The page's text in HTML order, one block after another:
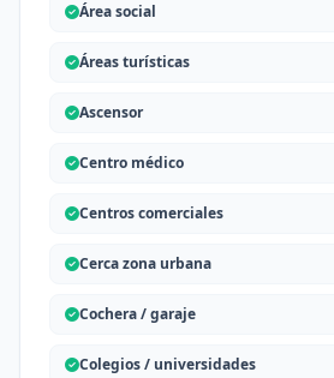
Área social
Áreas turísticas
Ascensor
Centro médico
Centros comerciales
Cerca zona urbana
Cochera / garaje
Colegios / universidades